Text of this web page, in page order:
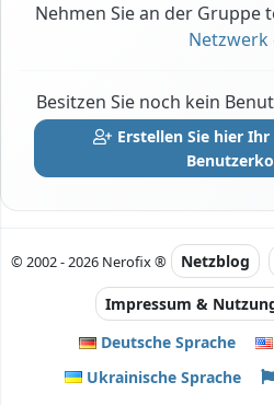
Nehmen Sie an der Gruppe
Netzwerk
Besitzen Sie noch kein
Erstellen Sie hier
© 2002 - 2026 Nerofix ® Netzblog
Impressum &
Deutsche Sprache
Ukrainische Sprache